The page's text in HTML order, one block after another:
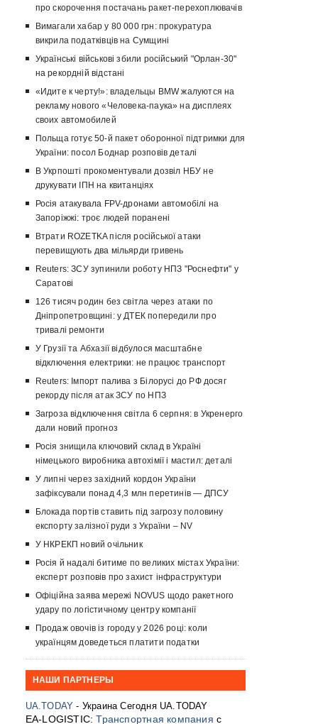
про скорочення постачань ракет-перехоплювачів
Вимагали хабар у 80 000 грн: прокуратура
викрила податківців на Сумщині
Українські військові збили російський "Орлан-30"
на рекордній відстані
«Идите к черту!»: владельцы BMW жалуются на
рекламу нового «Человека-паука» на дисплеях
своих автомобилей
Польща готує 50-й пакет оборонної підтримки для
України: посол Боднар розповів деталі
В Укрпошті прокоментували дозвіл НБУ не
друкувати ІПН на квитанціях
Росія атакувала FPV-дронами автомобілі на
Запоріжжі: троє людей поранені
Втрати ROZETKA після російської атаки
перевищують два мільярди гривень
Reuters: ЗСУ зупинили роботу НПЗ "Роснефти" у
Саратові
126 тисяч родин без світла через атаки по
Дніпропетровщині: у ДТЕК попередили про
тривалі ремонти
У Грузії та Абхазії відбулося масштабне
відключення електрики: не працює транспорт
Reuters: Імпорт палива з Білорусі до РФ досяг
рекорду після атак ЗСУ по НПЗ
Загроза відключення світла 6 серпня: в Укренерго
дали новий прогноз
Росія знищила ключовий склад в Україні
німецького виробника автохімії і мастил: деталі
У липні через західний кордон України
зафіксували понад 4,3 млн перетинів — ДПСУ
Блокада портів ставить під загрозу половину
експорту залізної руди з України – NV
У НКРЕКП новий очільник
Росія й надалі битиме по великих містах України:
експерт розповів про захист інфраструктури
Офіційна заява мережі NOVUS щодо ракетного
удару по логістичному центру компанії
Продаж овочів із городу у 2026 році: коли
українцям доведеться платити податки
НАШИ ПАРТНЕРЫ
UA.TODAY - Украина Сегодня UA.TODAY
EA-LOGISTIC:Транспортная компания с